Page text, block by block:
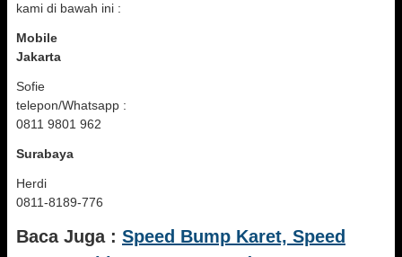
kami di bawah ini :
Mobile
Jakarta
Sofie
telepon/Whatsapp :
0811 9801 962
Surabaya
Herdi
0811-8189-776
Baca Juga : Speed Bump Karet, Speed